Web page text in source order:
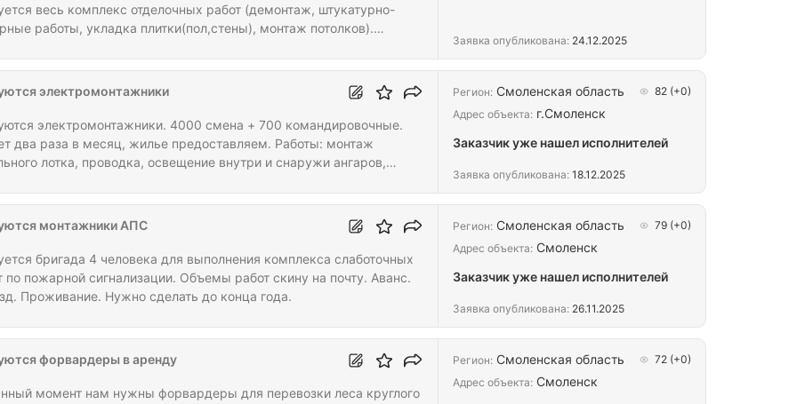
весь комплекс отделочных работ (демонтаж, штукатурно-
работы, укладка плитки(пол,стены), монтаж потолков).
информация указана в ведомости объемов работ и по
указанному в профиле.
Заявка опубликована: 24.12.2025
электромонтажники
электромонтажники. 4000 смена + 700 командировочные.
два раза в месяц, жилье предоставляем. Работы: монтаж
лотка, проводка, освещение внутри и снаружи ангаров,
по ТК, ГПХ. Работы до 05.2026. Не ИП, не ООО, не
Только специалисты, бригада 1,2,3,4,5,6 человек.
Регион: Смоленская область 82 (+0)
Адрес объекта: г.Смоленск
Заказчик уже нашел исполнителей
Заявка опубликована: 18.12.2025
монтажники АПС
бригада 4 человека для выполнения комплекса слаботочных
по пожарной сигнализации. Объемы работ скину на почту. Аванс.
Проживание. Нужно сделать до конца года.
Регион: Смоленская область 79 (+0)
Адрес объекта: Смоленск
Заказчик уже нашел исполнителей
Заявка опубликована: 26.11.2025
форвардеры в аренду
момент нам нужны форвардеры для перевозки леса круглого
Регион: Смоленская область 72 (+0)
Адрес объекта: Смоленск